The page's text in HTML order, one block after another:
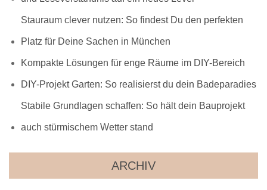
Stauraum clever nutzen: So findest Du den perfekten
Platz für Deine Sachen in München
Kompakte Lösungen für enge Räume im DIY-Bereich
DIY-Projekt Garten: So realisierst du dein Badeparadies
Stabile Grundlagen schaffen: So hält dein Bauprojekt
auch stürmischem Wetter stand
ARCHIV